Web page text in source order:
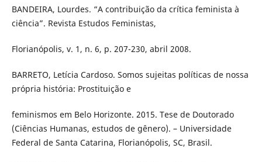
BANDEIRA, Lourdes. “A contribuição da crítica feminista à
ciência”. Revista Estudos Feministas,
Florianópolis, v. 1, n. 6, p. 207-230, abril 2008.
BARRETO, Letícia Cardoso. Somos sujeitas políticas de nossa
própria história: Prostituição e
feminismos em Belo Horizonte. 2015. Tese de Doutorado
(Ciências Humanas, estudos de gênero). – Universidade
Federal de Santa Catarina, Florianópolis, SC, Brasil.